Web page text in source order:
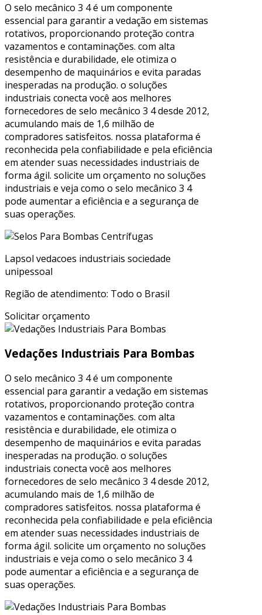
O selo mecânico 3 4 é um componente
essencial para garantir a vedação em sistemas
rotativos, proporcionando proteção contra
vazamentos e contaminações. com alta
resistência e durabilidade, ele otimiza o
desempenho de maquinários e evita paradas
inesperadas na produção. o soluções
industriais conecta você aos melhores
fornecedores de selo mecânico 3 4 desde 2012,
acumulando mais de 1,6 milhão de
compradores satisfeitos. nossa plataforma é
reconhecida pela confiabilidade e pela eficiência
em atender suas necessidades industriais de
forma ágil. solicite um orçamento no soluções
industriais e veja como o selo mecânico 3 4
pode aumentar a eficiência e a segurança de
suas operações.
Lapsol vedacoes industriais sociedade
unipessoal
Região de atendimento: Todo o Brasil
Solicitar orçamento
Vedações Industriais Para Bombas
O selo mecânico 3 4 é um componente
essencial para garantir a vedação em sistemas
rotativos, proporcionando proteção contra
vazamentos e contaminações. com alta
resistência e durabilidade, ele otimiza o
desempenho de maquinários e evita paradas
inesperadas na produção. o soluções
industriais conecta você aos melhores
fornecedores de selo mecânico 3 4 desde 2012,
acumulando mais de 1,6 milhão de
compradores satisfeitos. nossa plataforma é
reconhecida pela confiabilidade e pela eficiência
em atender suas necessidades industriais de
forma ágil. solicite um orçamento no soluções
industriais e veja como o selo mecânico 3 4
pode aumentar a eficiência e a segurança de
suas operações.